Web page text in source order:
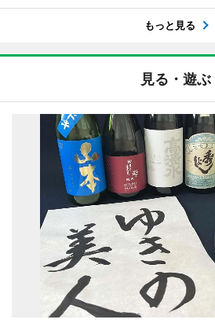
もっと見る
見る・遊ぶ